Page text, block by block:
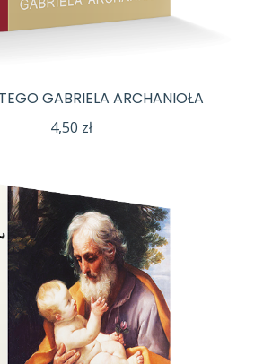
GABRIELA ARCHANIOŁA
4,50 zł